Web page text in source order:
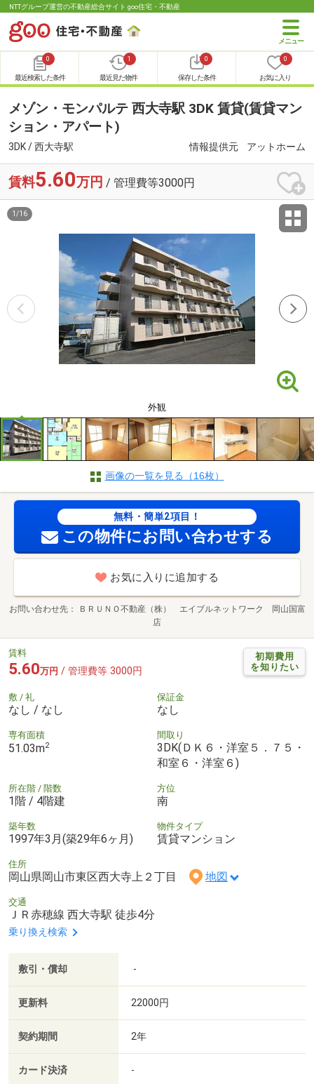
NTTグループ運営の不動産総合サイト goo住宅・不動産
0
最近検索した条件
1
最近見た物件
0
保存した条件
0
お気に入り
メゾン・モンパルテ 西大寺駅 3DK 賃貸(賃貸マン
ション・アパート)
3DK / 西大寺駅 情報提供元 アットホーム
賃料5.60万円 / 管理費等3000円
外観
1 /16
画像の一覧を見る（16枚）
無料・簡単2項目！
この物件にお問い合わせする
お気に入りに追加する
お問い合わせ先
ＢＲＵＮＯ不動産（株） エイブルネットワーク 岡山国富
店
初期費用
を知りたい
賃料
5.60万円 / 管理費等 3000円
敷 / 礼
なし / なし
保証金
なし
専有面積
51.03m2
間取り
3DK(ＤＫ６・洋室５．７５・
和室６・洋室６)
所在階 / 階数
1階 / 4階建
方位
南
築年数
1997年3月(築29年6ヶ月)
物件タイプ
賃貸マンション
住所
岡山県岡山市東区西大寺上２丁目 地図
交通
ＪＲ赤穂線 西大寺駅 徒歩4分
乗り換え検索
敷引・償却 -
更新料 22000円
契約期間 2年
カード決済 -